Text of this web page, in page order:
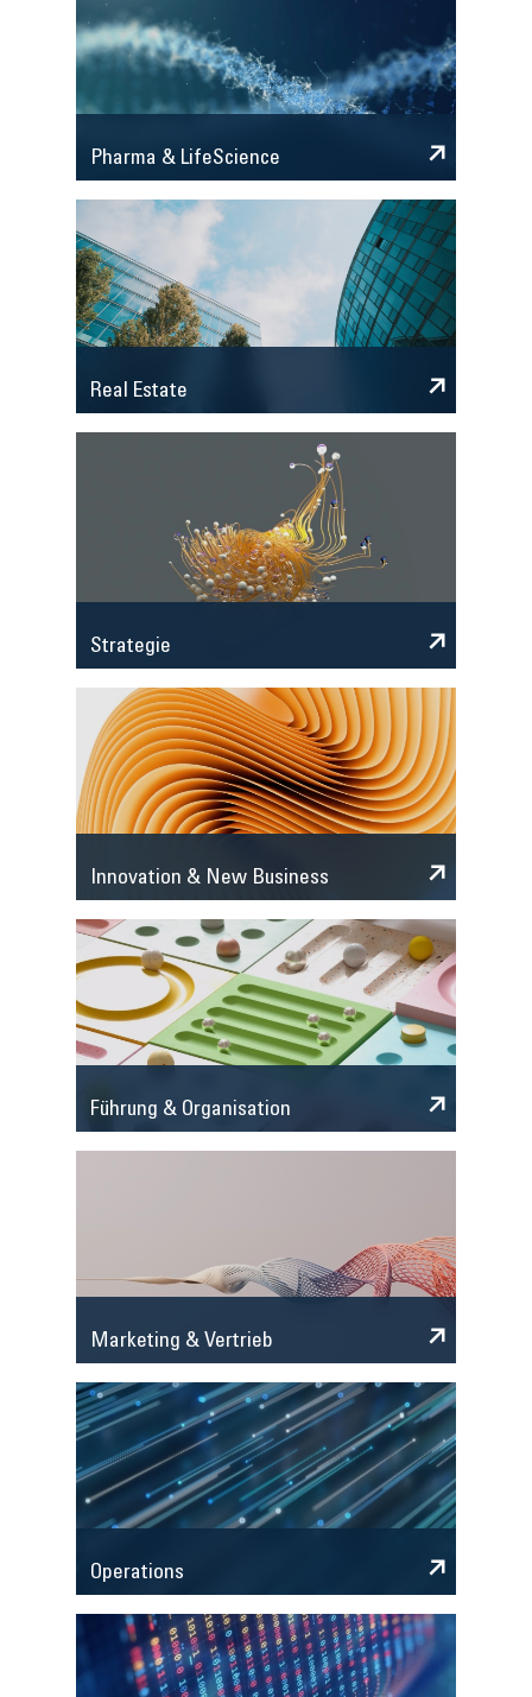
Pharma & LifeScience
Real Estate
Strategie
Innovation & New Business
Führung & Organisation
Marketing & Vertrieb
Operations